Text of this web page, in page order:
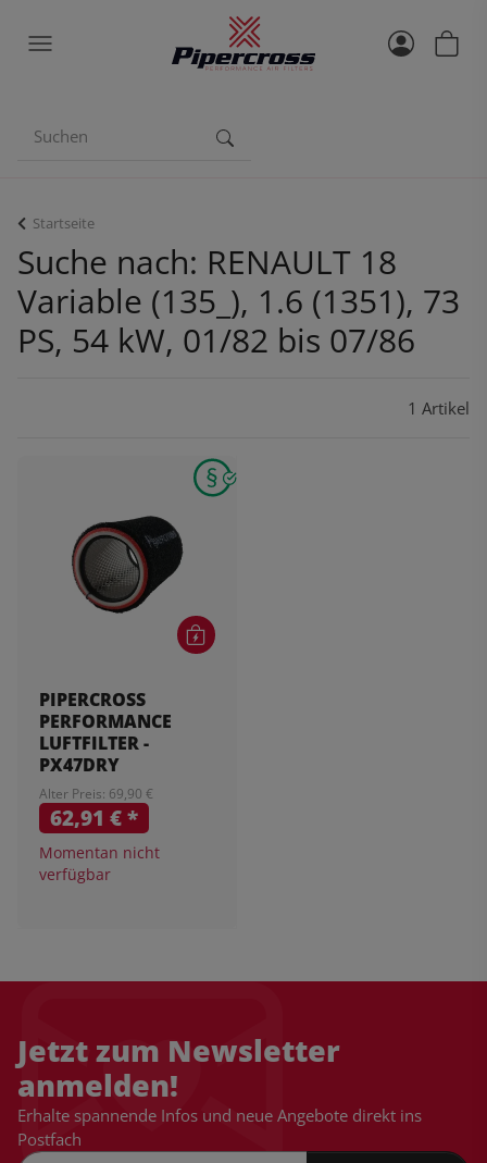
Startseite
Suche nach: RENAULT 18
Variable (135_), 1.6 (1351), 73
PS, 54 kW, 01/82 bis 07/86
1 Artikel
PIPERCROSS
PERFORMANCE
LUFTFILTER -
PX47DRY
Alter Preis: 69,90 €
62,91 €*
Momentan nicht
verfügbar
Jetzt zum Newsletter
anmelden!
Erhalte spannende Infos und neue Angebote direkt ins
Postfach